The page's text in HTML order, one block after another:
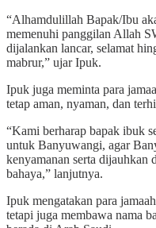
“Alhamdulillah Bapak/Ibu
memenuhi panggilan Allah
dijalankan lancar, selamat
mabrur,” ujar Ipuk.
Ipuk juga meminta para
tetap aman, nyaman, dan
“Kami berharap bapak ibuk
untuk Banyuwangi, agar
kenyamanan serta dijauhkan
bahaya,” lanjutnya.
Ipuk mengatakan para
tetapi juga membawa nama